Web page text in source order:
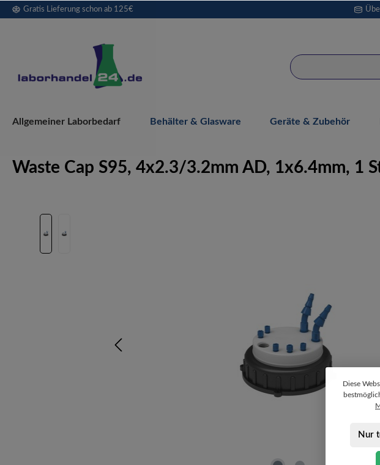
Zur Hauptnavigation springen
Gratis Lieferung schon ab 125€
Allgemeiner Laborbedarf Behälter & Glasware Geräte & Zubehör
Waste Cap S95, 4x2.3/3.2mm AD, 1x6.4mm, 1
Bildergalerie überspringen
Diese
Nur